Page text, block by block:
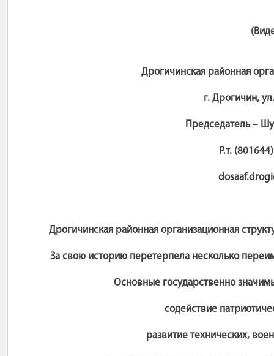
Дрогичинская районная
г. Дрогичин,
Председатель –
Р.т.
Дрогичинская районная организационная
За свою историю перетерпела несколько
Основные государственно
содействие
развитие технических,